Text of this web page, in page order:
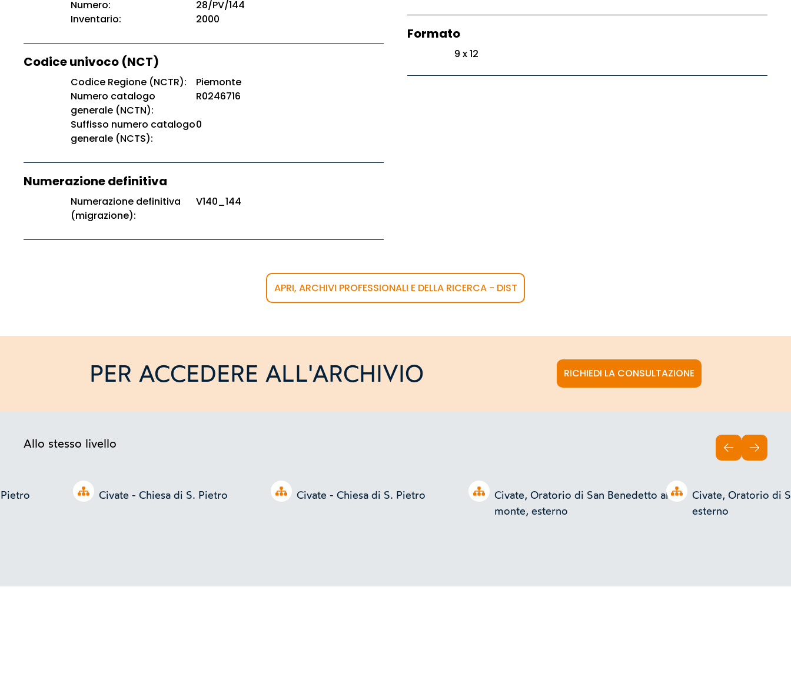
Numero:
28/PV/144
Inventario:
2000
Codice univoco (NCT)
Codice Regione (NCTR):
Piemonte
Numero catalogo
generale (NCTN):
R0246716
Suffisso numero catalogo
generale (NCTS):
0
Numerazione definitiva
Numerazione definitiva
(migrazione):
V140_144
Formato
9 x 12
APRI, ARCHIVI PROFESSIONALI E DELLA RICERCA - DIST
PER ACCEDERE ALL'ARCHIVIO RICHIEDI LA CONSULTAZIONE
Allo stesso livello
Open tree Open tree
Civate - Chiesa di S. Pietro Open tree
Civate - Chiesa di S. Pietro Open tree
Civate, Oratorio di San Benedetto al
monte, esterno
Civate, Oratorio di
esterno
INDIETROAVANTI